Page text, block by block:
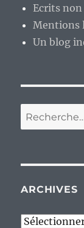
Ecrits
Mentions
Un blog
Recherche
pour :
ARCHIVES
Archives